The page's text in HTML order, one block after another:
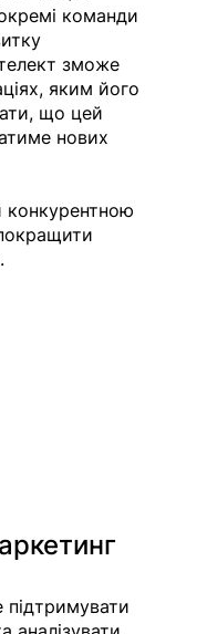
команди
зможе
яким його
що цей
нових
конкурентною